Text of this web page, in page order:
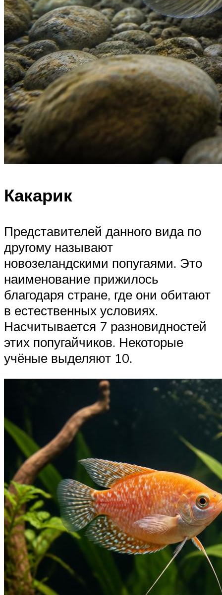
Какарик
Представителей данного вида по
другому называют
новозеландскими попугаями. Это
наименование прижилось
благодаря стране, где они обитают
в естественных условиях.
Насчитывается 7 разновидностей
этих попугайчиков. Некоторые
учёные выделяют 10.